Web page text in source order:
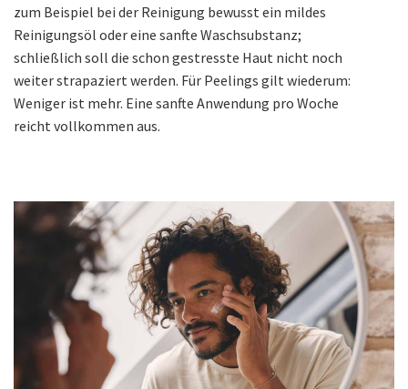
zum Beispiel bei der Reinigung bewusst ein mildes
Reinigungsöl oder eine sanfte Waschsubstanz;
schließlich soll die schon gestresste Haut nicht noch
weiter strapaziert werden. Für Peelings gilt wiederum:
Weniger ist mehr. Eine sanfte Anwendung pro Woche
reicht vollkommen aus.